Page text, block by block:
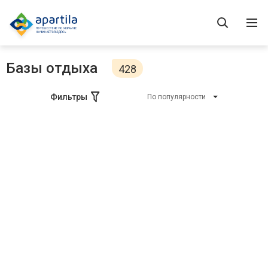
Базы отдыха 428
Фильтры По популярности